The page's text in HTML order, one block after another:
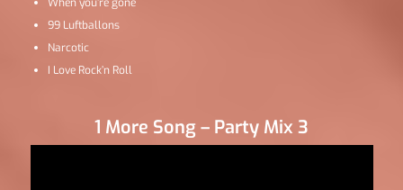
99 Luftballons
Narcotic
I Love Rock’n Roll
1 More Song – Party Mix 3